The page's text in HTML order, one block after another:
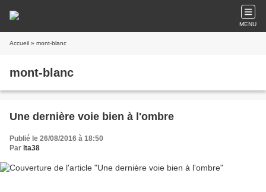
MENU
Accueil » mont-blanc
mont-blanc
Une dernière voie bien à l'ombre
Publié le 26/08/2016 à 18:50
Par lta38